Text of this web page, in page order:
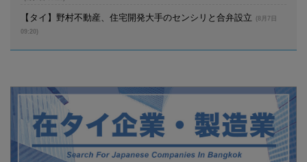
【タイ】野村不動産、住宅開発大手のセンシリと合弁設立
(8月7日
09:20)